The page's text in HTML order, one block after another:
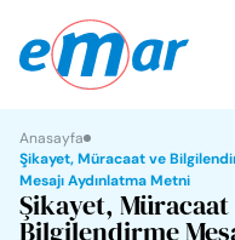
Geri
Hakkımızda
Geri
ECA Serel Hizmetleri
Geri
Mühendislik Çözümleri
Geri
Tüketici Köşesi
Geri
İletişim
Anasayfa
Şikayet, Müracaat ve
Mesajı Aydınlatma Metni
Şikayet, Müracaat
Bilgilendirme